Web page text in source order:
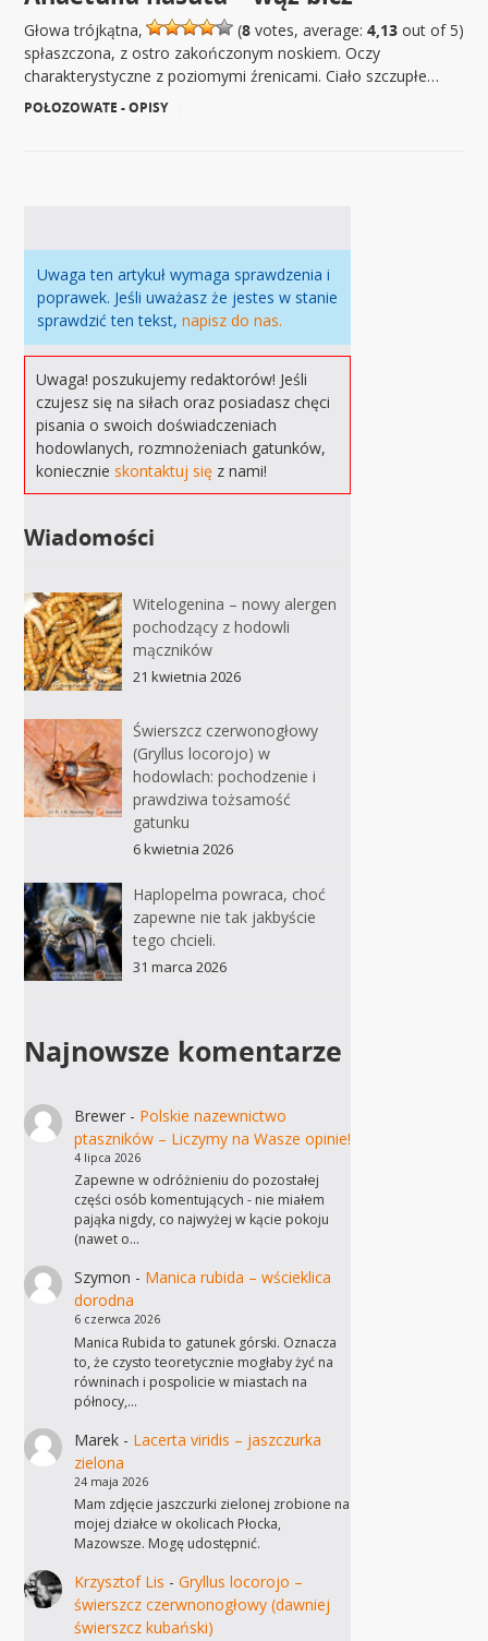
(8votes, average: 4,13out of 5)
Głowa trójkątna,
spłaszczona, z ostro zakończonym noskiem. Oczy
charakterystyczne z poziomymi źrenicami. Ciało szczupłe…
POŁOZOWATE - OPISY
Uwaga ten artykuł wymaga sprawdzenia i
poprawek. Jeśli uważasz że jestes w stanie
sprawdzić ten tekst,napisz do nas.
Uwaga! poszukujemy redaktorów! Jeśli
czujesz się na siłach oraz posiadasz chęci
pisania o swoich doświadczeniach
hodowlanych, rozmnożeniach gatunków,
koniecznieskontaktuj się z nami!
Wiadomości
Witelogenina – nowy alergen
pochodzący z hodowli
mączników
21 kwietnia 2026
Świerszcz czerwonogłowy
(Gryllus locorojo) w
hodowlach: pochodzenie i
prawdziwa tożsamość
gatunku
6 kwietnia 2026
Haplopelma powraca, choć
zapewne nie tak jakbyście
tego chcieli.
31 marca 2026
Najnowsze komentarze
Brewer- Polskie nazewnictwo
ptaszników – Liczymy na Wasze opinie!
4 lipca 2026
Zapewne w odróżnieniu do pozostałej
części osób komentujących - nie miałem
pająka nigdy, co najwyżej w kącie pokoju
(nawet o…
Szymon - Manica rubida – wścieklica
dorodna
6 czerwca 2026
Manica Rubida to gatunek górski. Oznacza
to, że czysto teoretycznie mogłaby żyć na
równinach i pospolicie w miastach na
północy,…
Marek- Lacerta viridis – jaszczurka
zielona
24 maja 2026
Mam zdjęcie jaszczurki zielonej zrobione na
mojej działce w okolicach Płocka,
Mazowsze. Mogę udostępnić.
Krzysztof Lis - Gryllus locorojo –
świerszcz czerwnonogłowy (dawniej
świerszcz kubański)